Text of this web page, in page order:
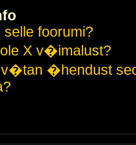
foorumi?
X v�imalust?
v�tan �hendust